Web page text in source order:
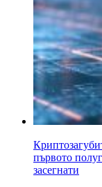
първото
засегнати